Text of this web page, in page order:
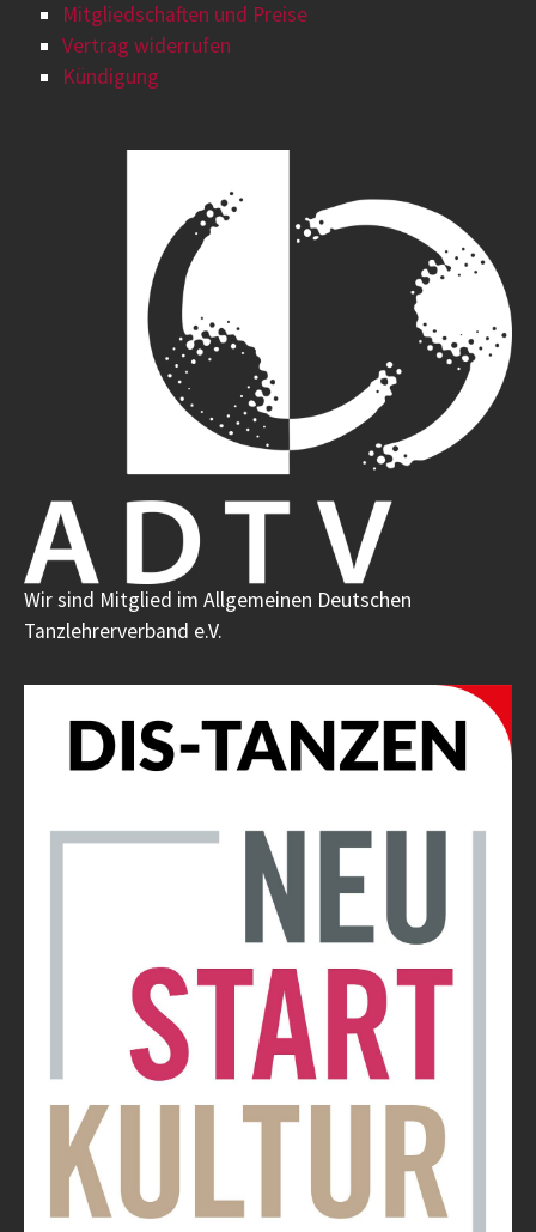
Mitgliedschaften und Preise
Vertrag widerrufen
Kündigung
Wir sind Mitglied im Allgemeinen Deutschen
Tanzlehrerverband e.V.